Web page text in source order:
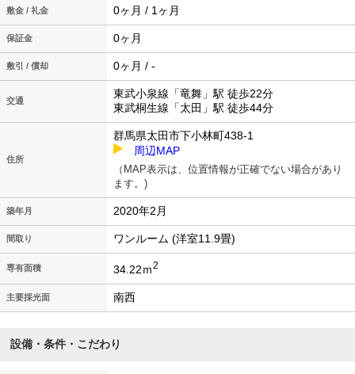
敷金 / 礼金 0ヶ月 / 1ヶ月
保証金 0ヶ月
敷引 / 償却 0ヶ月 / -
交通
東武小泉線「竜舞」駅 徒歩22分
東武桐生線「太田」駅 徒歩44分
住所
群馬県太田市下小林町438-1
周辺MAP
（MAP表示は、位置情報が正確でない場合があり
ます。)
築年月 2020年2月
間取り ワンルーム (洋室11.9畳)
専有面積 34.22ｍ2
主要採光面 南西
設備・条件・こだわり